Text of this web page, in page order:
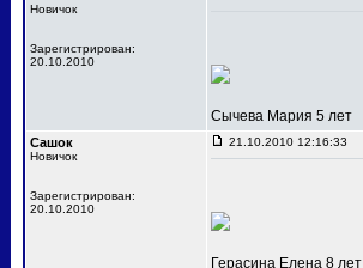
Новичок
Зарегистрирован:
20.10.2010
Сычева Мария 5 лет
Сашок
Новичок
Зарегистрирован:
20.10.2010
21.10.2010 12:16:33
Герасина Елена 8 лет